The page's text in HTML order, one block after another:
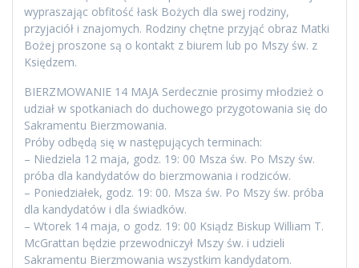
wypraszając obfitość łask Bożych dla swej rodziny,
przyjaciół i znajomych. Rodziny chętne przyjąć obraz Matki
Bożej proszone są o kontakt z biurem lub po Mszy św. z
Księdzem.
BIERZMOWANIE 14 MAJA Serdecznie prosimy młodzież o
udział w spotkaniach do duchowego przygotowania się do
Sakramentu Bierzmowania.
Próby odbędą się w następujących terminach:
– Niedziela 12 maja, godz. 19: 00 Msza św. Po Mszy św.
próba dla kandydatów do bierzmowania i rodziców.
– Poniedziałek, godz. 19: 00. Msza św. Po Mszy św. próba
dla kandydatów i dla świadków.
– Wtorek 14 maja, o godz. 19: 00 Ksiądz Biskup William T.
McGrattan będzie przewodniczył Mszy św. i udzieli
Sakramentu Bierzmowania wszystkim kandydatom.